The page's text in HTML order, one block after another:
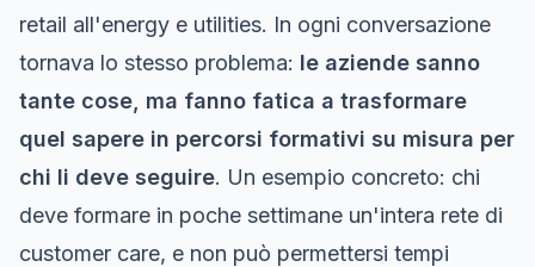
retail all'energy e utilities. In ogni conversazione
tornava lo stesso problema: le aziende sanno
tante cose, ma fanno fatica a trasformare
quel sapere in percorsi formativi su misura per
chi li deve seguire. Un esempio concreto: chi
deve formare in poche settimane un'intera rete di
customer care, e non può permettersi tempi